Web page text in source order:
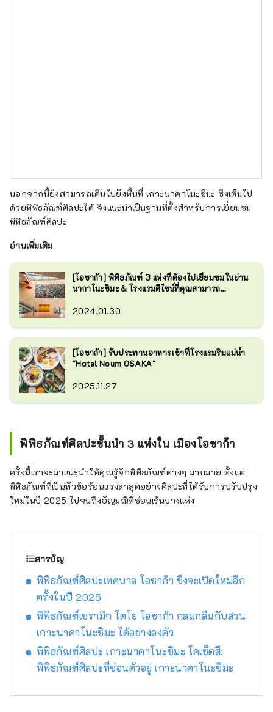
นอกจากนี้ยังสามารถเดินไปยังพื้นที่ เกาะนาคาโนะชิมะ ซึ่งเต็มไป
ด้วยพิพิธภัณฑ์ศิลปะได้ จึงแนะนำเป็นฐานที่ตั้งสำหรับการเยี่ยมชม
พิพิธภัณฑ์ศิลปะ
อ่านเพิ่มเติม
[โอซาก้า] พิพิธภัณฑ์ 3 แห่งที่ต้องไปเยี่ยมชมในย่าน
นากาโนะชิมะ & โรงแรมดีไซน์ที่คุณสามารถ
2024.01.30
[โอซาก้า] รับประทานอาหารเช้าที่โรงแรมริมแม่น้ำ
"Hotel Noum OSAKA"
2025.11.27
พิพิธภัณฑ์ศิลปะชั้นนำ 3 แห่งใน เมืองโอซาก้า
ครั้งนี้เราจะมาแนะนำให้คุณรู้จักพิพิธภัณฑ์ต่างๆ มากมาย ตั้งแต่
พิพิธภัณฑ์ที่เป็นหัวข้อร้อนแรงล่าสุดอย่างศิลปะที่ได้รับการปรับปรุง
ใหม่ในปี 2025 ไปจนถึงอัญมณีที่ซ่อนเร้นบางแห่ง
สารบัญ
พิพิธภัณฑ์ศิลปะเทศบาล โอซาก้า ซึ่งจะเปิดใหม่อีก
ครั้งในปี 2025
พิพิธภัณฑ์เซรามิก โตโย โอซาก้า กลมกลืนกับสวน
เกาะนาคาโนะชิมะ ได้อย่างลงตัว
พิพิธภัณฑ์ศิลปะ เกาะนาคาโนะชิมะ โคเซ็ตสึ:
พิพิธภัณฑ์ศิลปะที่ซ่อนตัวอยู่ เกาะนาคาโนะชิมะ